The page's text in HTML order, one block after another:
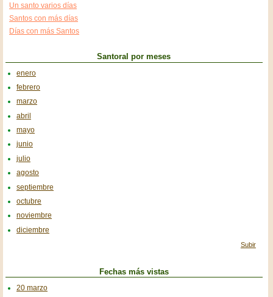
Un santo varios días
Santos con más días
Días con más Santos
Santoral por meses
enero
febrero
marzo
abril
mayo
junio
julio
agosto
septiembre
octubre
noviembre
diciembre
Subir
Fechas más vistas
20 marzo